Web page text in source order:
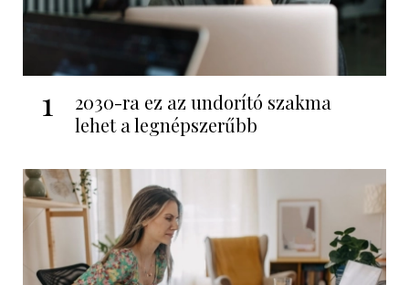
1
2030-ra ez az undorító szakma
lehet a legnépszerűbb